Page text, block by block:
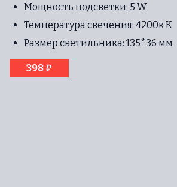
Мощность подсветки: 5 W
Температура свечения: 4200к К
Размер светильника: 135*36 мм
398 ₽